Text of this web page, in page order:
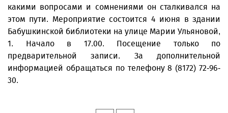
какими вопросами и сомнениями он сталкивался на
этом пути. Мероприятие состоится 4 июня в здании
Бабушкинской библиотеки на улице Марии Ульяновой,
1. Начало в 17.00. Посещение только по
предварительной записи. За дополнительной
информацией обращаться по телефону 8 (8172) 72-96-
30.